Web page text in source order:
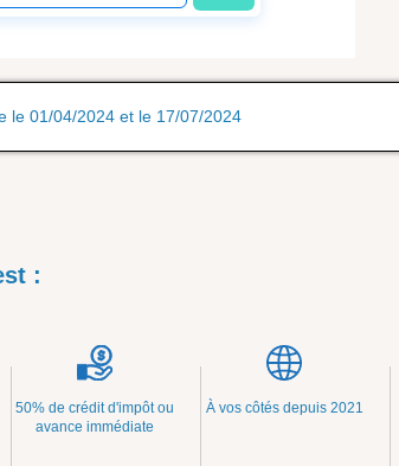
le 01/04/2024 et le 17/07/2024
:
50% de crédit d'impôt ou
avance immédiate
À vos côtés depuis 2021